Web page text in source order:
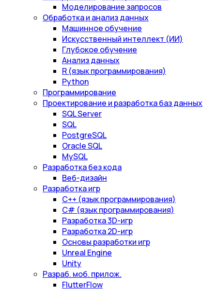
Моделирование запросов
Обработка и анализ данных
Машинное обучение
Искусственный интеллект (ИИ)
Глубокое обучение
Анализ данных
R (язык программирования)
Python
Программирование
Проектирование и разработка баз данных
SQL Server
SQL
PostgreSQL
Oracle SQL
MySQL
Разработка без кода
Веб-дизайн
Разработка игр
С++ (язык программирования)
С# (язык программирования)
Разработка 3D-игр
Разработка 2D-игр
Основы разработки игр
Unreal Engine
Unity
Разраб. моб. прилож.
FlutterFlow